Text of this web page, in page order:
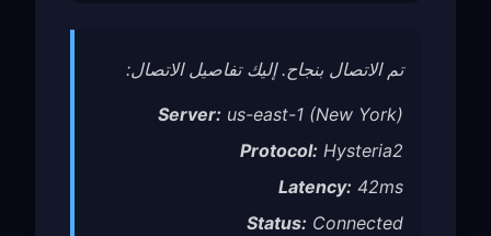
تم الاتصال بنجاح. إليك تفاصيل الاتصال:
Server: us-east-1 (New York)
Protocol: Hysteria2
Latency: 42ms
Status: Connected